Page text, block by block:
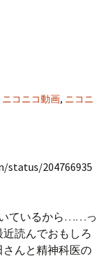
ニコニコ動画, ニコニ
204766935
いているから……っ
読んでおもしろ
んと精神科医の